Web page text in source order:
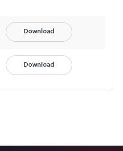
Download
Download